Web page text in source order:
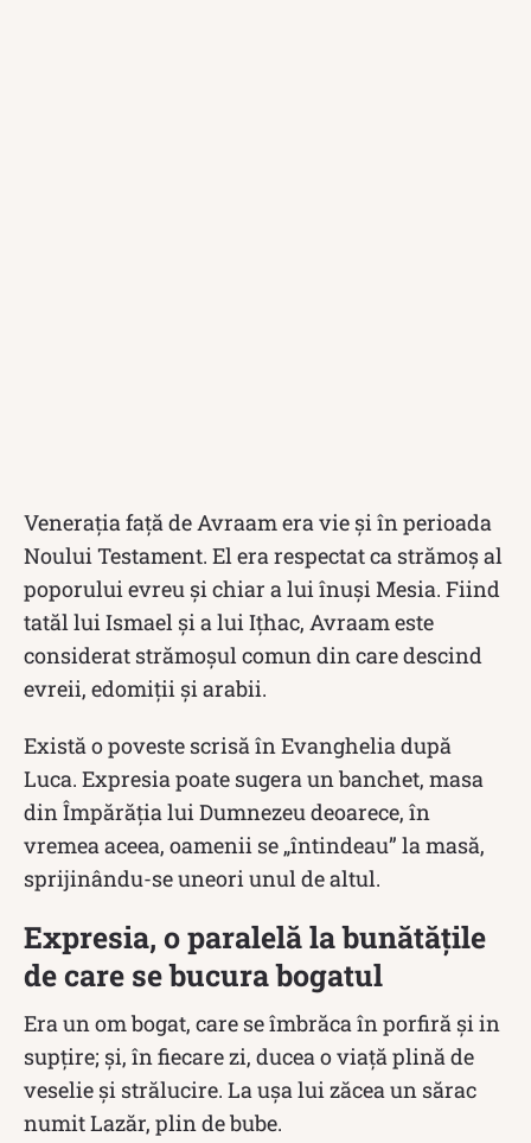
Venerația față de Avraam era vie și în perioada
Noului Testament. El era respectat ca strămoș al
poporului evreu și chiar a lui înuși Mesia. Fiind
tatăl lui Ismael și a lui Ițhac, Avraam este
considerat strămoșul comun din care descind
evreii, edomiții și arabii.
Există o poveste scrisă în Evanghelia după
Luca. Expresia poate sugera un banchet, masa
din Împărăția lui Dumnezeu deoarece, în
vremea aceea, oamenii se „întindeau” la masă,
sprijinându-se uneori unul de altul.
Expresia, o paralelă la bunătățile
de care se bucura bogatul
Era un om bogat, care se îmbrăca în porfiră şi in
supţire; şi, în fiecare zi, ducea o viaţă plină de
veselie şi strălucire. La uşa lui zăcea un sărac
numit Lazăr, plin de bube.